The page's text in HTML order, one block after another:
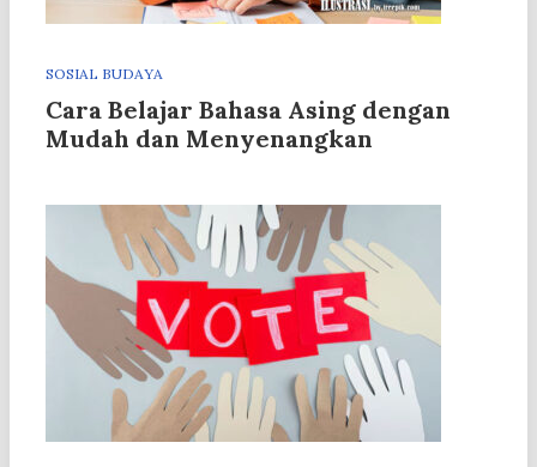
SOSIAL BUDAYA
Cara Belajar Bahasa Asing dengan
Mudah dan Menyenangkan